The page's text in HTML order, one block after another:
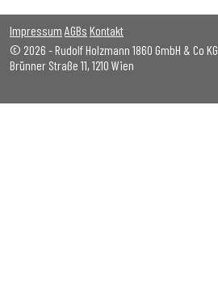
Impressum AGBs Kontakt
© 2026 - Rudolf Holzmann 1860 GmbH & Co KG
Brünner Straße 11, 1210 Wien